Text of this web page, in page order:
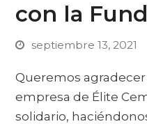
con la
septiembre 13, 2021
Queremos
empresa de Élite
solidario,